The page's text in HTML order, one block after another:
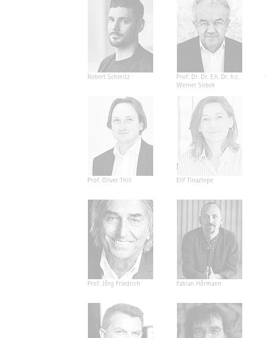
Robert Schmitz
Prof. Dr. Dr. E.h. Dr. h.c.
Werner Sobek
Prof. Oliver Thill Elif Tinaztepe
Prof. Jörg Friedrich Fabian Hörmann